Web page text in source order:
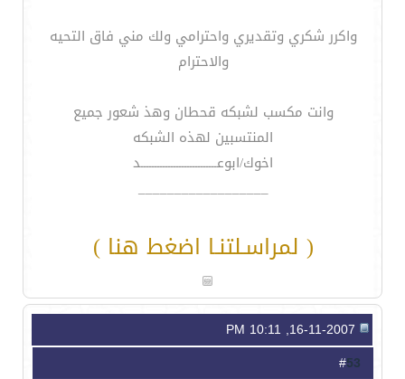
واكرر شكري وتقديري واحترامي ولك مني فاق التحيه
والاحترام
وانت مكسب لشبكه قحطان وهذ شعور جميع
المنتسبين لهذه الشبكه
اخوك/ابوعــــــــــــــــــــــــــــد
__________________
( لمراسـلتنـا اضغط هنا )
53